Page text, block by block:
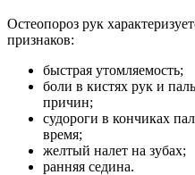
Остеопороз рук
признаков:
быстрая утомляемость;
боли в кистях рук и
причин;
судороги в кончиках
время;
желтый налет на зубах;
ранняя седина.